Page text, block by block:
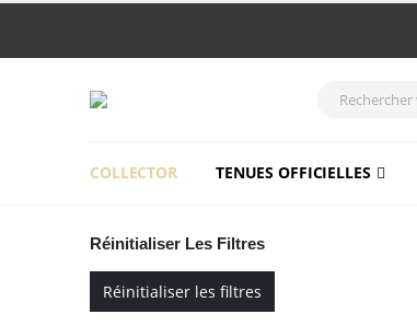
COLLECTOR TENUES OFFICIELLES
Réinitialiser Les Filtres
Réinitialiser les filtres